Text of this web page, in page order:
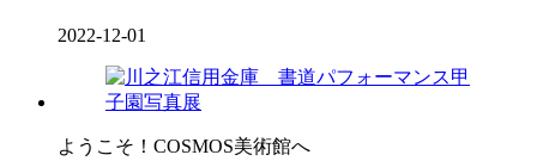
2022-12-01
ようこそ！COSMOS美術館へ